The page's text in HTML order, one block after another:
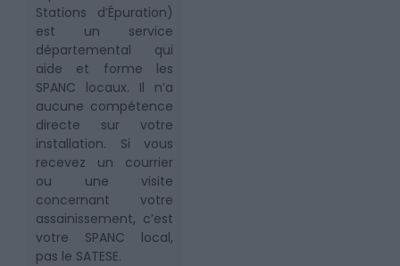
Stations d’Épuration)
est un service
départemental qui
aide et forme les
SPANC locaux. Il n’a
aucune compétence
directe sur votre
installation. Si vous
recevez un courrier
ou une visite
concernant votre
assainissement, c’est
votre SPANC local,
pas le SATESE.